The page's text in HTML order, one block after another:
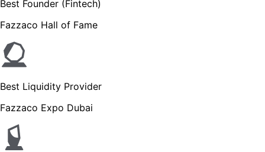
Best Founder (Fintech)
Fazzaco Hall of Fame
Best Liquidity Provider
Fazzaco Expo Dubai